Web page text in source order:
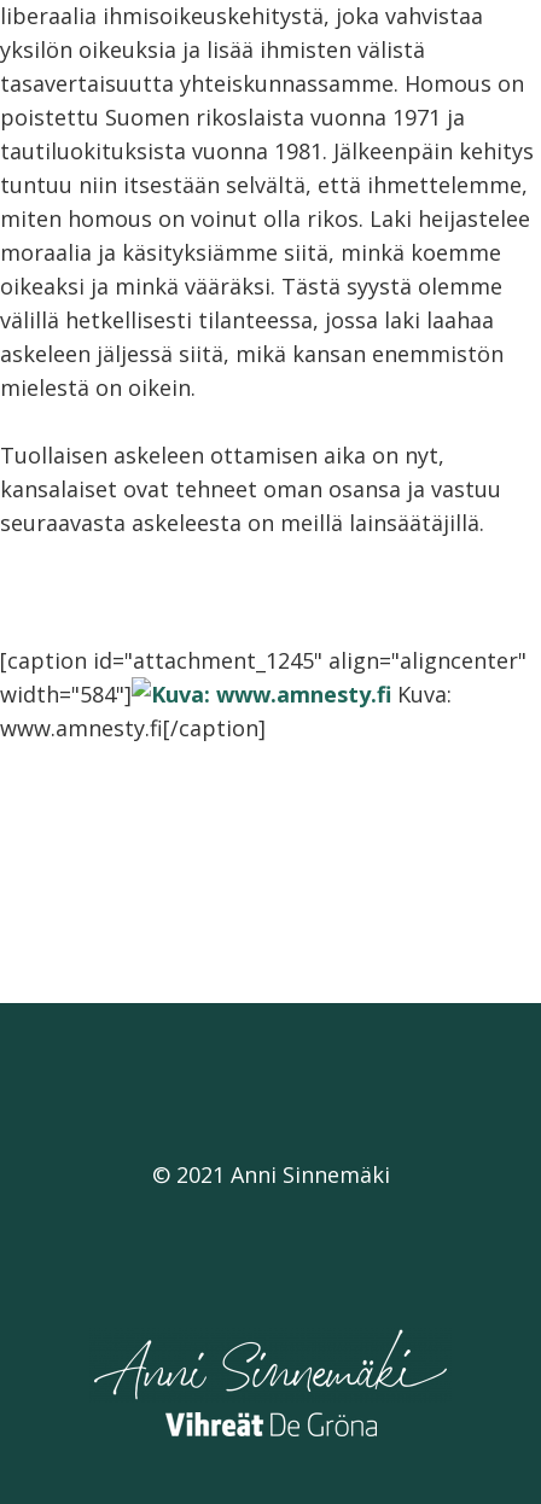
liberaalia ihmisoikeuskehitystä, joka vahvistaa
yksilön oikeuksia ja lisää ihmisten välistä
tasavertaisuutta yhteiskunnassamme. Homous on
poistettu Suomen rikoslaista vuonna 1971 ja
tautiluokituksista vuonna 1981. Jälkeenpäin kehitys
tuntuu niin itsestään selvältä, että ihmettelemme,
miten homous on voinut olla rikos. Laki heijastelee
moraalia ja käsityksiämme siitä, minkä koemme
oikeaksi ja minkä vääräksi. Tästä syystä olemme
välillä hetkellisesti tilanteessa, jossa laki laahaa
askeleen jäljessä siitä, mikä kansan enemmistön
mielestä on oikein.
Tuollaisen askeleen ottamisen aika on nyt,
kansalaiset ovat tehneet oman osansa ja vastuu
seuraavasta askeleesta on meillä lainsäätäjillä.
[caption id="attachment_1245" align="aligncenter"
width="584"]
Kuva:
www.amnesty.fi[/caption]
© 2021 Anni Sinnemäki